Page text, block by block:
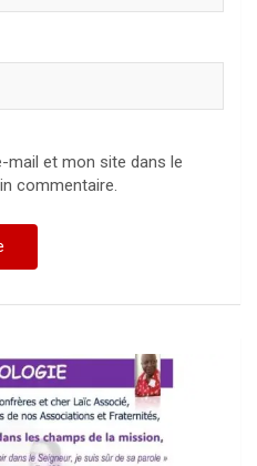
mail et mon site dans le
commentaire.